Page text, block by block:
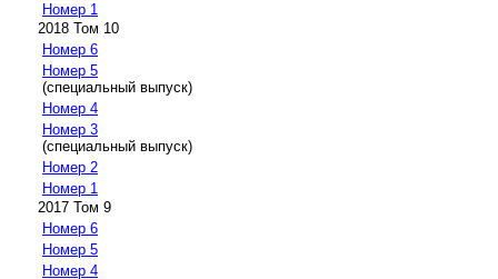
Номер 1
2018 Том 10
Номер 6
Номер 5
(специальный выпуск)
Номер 4
Номер 3
(специальный выпуск)
Номер 2
Номер 1
2017 Том 9
Номер 6
Номер 5
Номер 4